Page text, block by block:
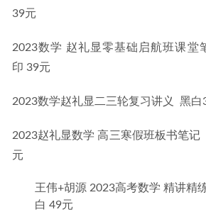
39元
2023数学 赵礼显零基础启航班课堂笔
印 39元
2023数学赵礼显二三轮复习讲义  黑白
2023赵礼显数学 高三寒假班板书笔记
元
王伟+胡源 2023高考数学 精讲精
白 49元